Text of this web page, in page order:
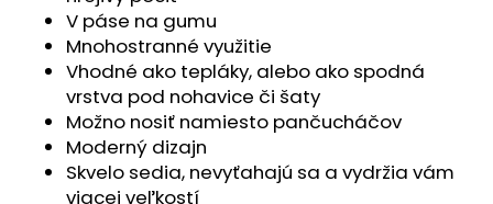
V páse na gumu
Mnohostranné využitie
Vhodné ako tepláky, alebo ako spodná
vrstva pod nohavice či šaty
Možno nosiť namiesto pančucháčov
Moderný dizajn
Skvelo sedia, nevyťahajú sa a vydržia vám
viacej veľkostí
NÁKRČNÍK
MULTIFUNKČNÝ
TENKÝ
OUTLAST®